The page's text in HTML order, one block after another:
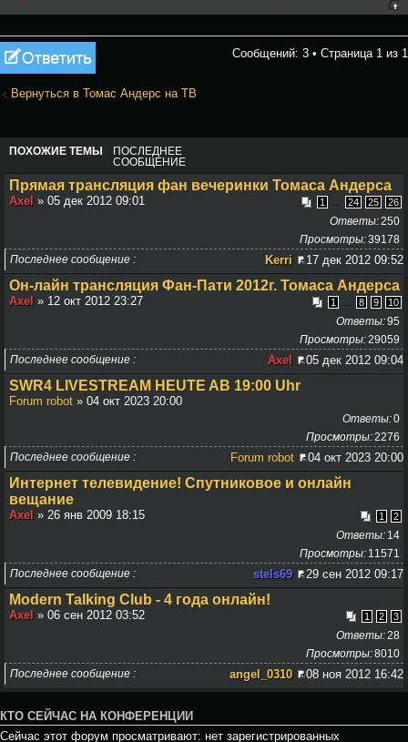
Ответить Сообщений: 3 • Страница 1 из 1
Вернуться в Томас Андерс на ТВ
ПОХОЖИЕ ТЕМЫ
ПОСЛЕДНЕЕ
СООБЩЕНИЕ
Прямая трансляция фан вечеринки Томаса Андерса
1 24 25 26
Axel » 05 дек 2012 09:01
250
Ответы
39178
Просмотры
Последнее сообщение
Kerri 17 дек 2012 09:52
Он-лайн трансляция Фан-Пати 2012г. Томаса Андерса
1 8 9 10
Axel » 12 окт 2012 23:27
95
Ответы
29059
Просмотры
Последнее сообщение
Axel 05 дек 2012 09:04
SWR4 LIVESTREAM HEUTE AB 19:00 Uhr
Forum robot » 04 окт 2023 20:00
0
Ответы
2276
Просмотры
Последнее сообщение
Forum robot 04 окт 2023 20:00
Интернет телевидение! Спутниковое и онлайн
вещание
1 2
Axel » 26 янв 2009 18:15
14
Ответы
11571
Просмотры
Последнее сообщение
stels69 29 сен 2012 09:17
Modern Talking Club - 4 года онлайн!
1 2 3
Axel » 06 сен 2012 03:52
28
Ответы
8010
Просмотры
Последнее сообщение
angel_0310 08 ноя 2012 16:42
КТО СЕЙЧАС НА КОНФЕРЕНЦИИ
Сейчас этот форум просматривают: нет зарегистрированных